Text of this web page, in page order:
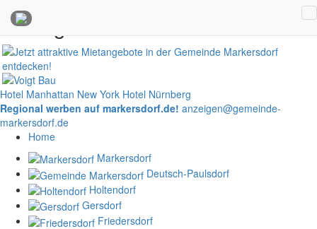
Anzeigen
Hotel Manhattan New York Hotel Nürnberg
Regional werben auf markersdorf.de! anzeigen@gemeinde-
markersdorf.de
Home
Markersdorf
Deutsch-Paulsdorf
Holtendorf
Gersdorf
Friedersdorf